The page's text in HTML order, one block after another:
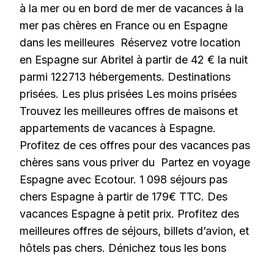
à la mer ou en bord de mer de vacances à la
mer pas chères en France ou en Espagne
dans les meilleures Réservez votre location
en Espagne sur Abritel à partir de 42 € la nuit
parmi 122713 hébergements. Destinations
prisées. Les plus prisées Les moins prisées
Trouvez les meilleures offres de maisons et
appartements de vacances à Espagne.
Profitez de ces offres pour des vacances pas
chères sans vous priver du Partez en voyage
Espagne avec Ecotour. 1 098 séjours pas
chers Espagne à partir de 179€ TTC. Des
vacances Espagne à petit prix. Profitez des
meilleures offres de séjours, billets d’avion, et
hôtels pas chers. Dénichez tous les bons